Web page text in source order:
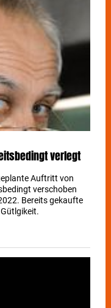
verlegt
Auftritt von
verschoben
Bereits gekaufte